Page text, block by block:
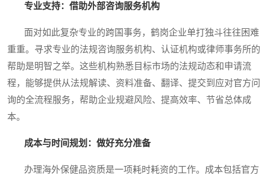
专业支持：借助外部咨询服务机构
面对如此复杂专业的跨国事务，鹤岗企业单打独斗往往困难
重重。寻求专业的法规咨询服务机构、认证机构或律师事务所的
帮助是明智之举。这些机构熟悉目标市场的法规动态和申请流
程，能够提供从法规解读、资料准备、翻译、提交到应对官方问
询的全流程服务，帮助企业规避风险、提高效率、节省总体成
本。
成本与时间规划：做好充分准备
办理海外保健品资质是一项耗时耗资的工作。成本包括官方